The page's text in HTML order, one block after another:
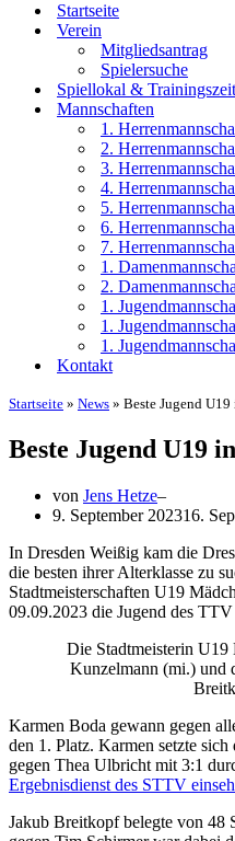
Startseite
Verein
Mitgliedsantrag
Spielersuche
Spiellokal &
Mannschaften
1.
2.
3.
4.
5.
6.
7.
1.
2.
1.
1.
1.
Kontakt
Startseite » News » Beste Jugend U19
Beste Jugend U19
von Jens Hetze
9. September 202316.
In Dresden Weißig kam die
die besten ihrer Alterklasse zu
Stadtmeisterschaften U19
09.09.2023 die Jugend des
Die Stadtmeisterin
Kunzelmann (mi.) und
Karmen Boda gewann gegen
den 1. Platz. Karmen setzte
gegen Thea Ulbricht mit 3:1
Ergebnisdienst des STTV
Jakub Breitkopf belegte von 48